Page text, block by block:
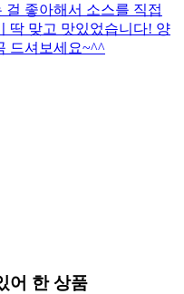
좋아해서 소스를 직접
딱 맞고 맛있었습니다! 양
드셔보세요~^^
어 한 상품